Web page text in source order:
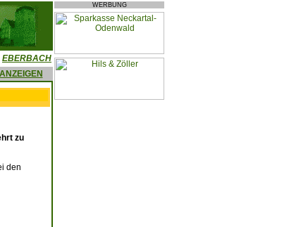
EBERBACH
ANZEIGEN
zu
den
WERBUNG